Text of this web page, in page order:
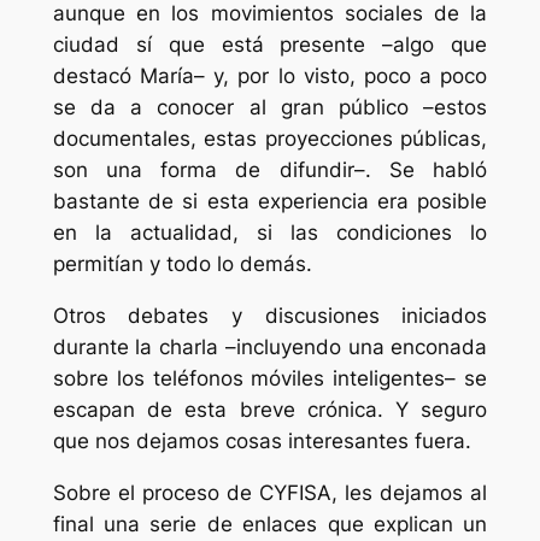
aunque en los movimientos sociales de la
ciudad sí que está presente –algo que
destacó María– y, por lo visto, poco a poco
se da a conocer al gran público –estos
documentales, estas proyecciones públicas,
son una forma de difundir–. Se habló
bastante de si esta experiencia era posible
en la actualidad, si las condiciones lo
permitían y todo lo demás.
Otros debates y discusiones iniciados
durante la charla –incluyendo una enconada
sobre los teléfonos móviles inteligentes– se
escapan de esta breve crónica. Y seguro
que nos dejamos cosas interesantes fuera.
Sobre el proceso de CYFISA, les dejamos al
final una serie de enlaces que explican un